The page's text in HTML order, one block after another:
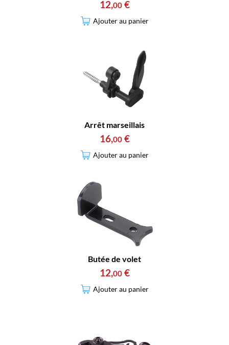
12,00 €
Ajouter au panier
Arrêt marseillais
16,00 €
Ajouter au panier
Butée de volet
12,00 €
Ajouter au panier